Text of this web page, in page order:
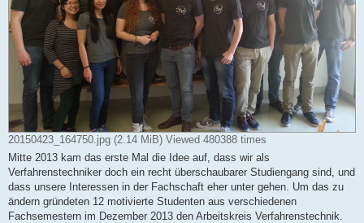
20150423_164750.jpg (2.14 MiB) Viewed 480388 times
Mitte 2013 kam das erste Mal die Idee auf, dass wir als
Verfahrenstechniker doch ein recht überschaubarer Studiengang sind, und
dass unsere Interessen in der Fachschaft eher unter gehen. Um das zu
ändern gründeten 12 motivierte Studenten aus verschiedenen
Fachsemestern im Dezember 2013 den Arbeitskreis Verfahrenstechnik.